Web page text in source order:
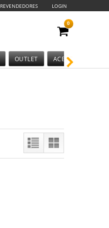
REVENDEDORES LOGIN
0
OUTLET ACESSÓRIOS